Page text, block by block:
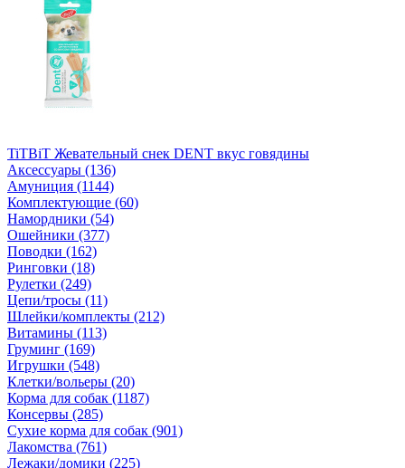
TiTBiT Жевательный снек DENT вкус говядины
Аксессуары (136)
Амуниция (1144)
Комплектующие (60)
Намордники (54)
Ошейники (377)
Поводки (162)
Ринговки (18)
Рулетки (249)
Цепи/тросы (11)
Шлейки/комплекты (212)
Витамины (113)
Груминг (169)
Игрушки (548)
Клетки/вольеры (20)
Корма для собак (1187)
Консервы (285)
Сухие корма для собак (901)
Лакомства (761)
Лежаки/домики (225)